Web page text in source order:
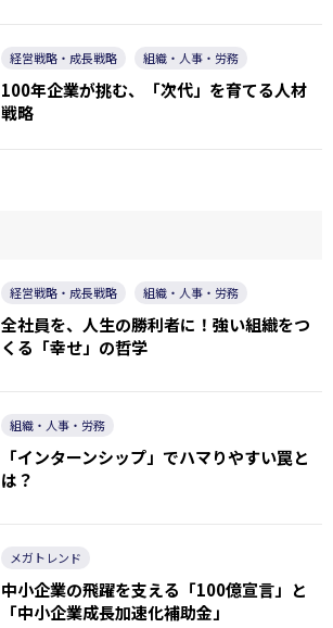
経営戦略・成長戦略 組織・人事・労務
100年企業が挑む、「次代」を育てる人材
戦略
経営戦略・成長戦略 組織・人事・労務
全社員を、人生の勝利者に！強い組織をつ
くる「幸せ」の哲学
組織・人事・労務
「インターンシップ」でハマりやすい罠と
は？
メガトレンド
中小企業の飛躍を支える「100億宣言」と
「中小企業成長加速化補助金」